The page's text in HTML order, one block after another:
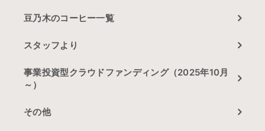
豆乃木のコーヒー一覧
スタッフより
事業投資型クラウドファンディング（2025年10月
～）
その他